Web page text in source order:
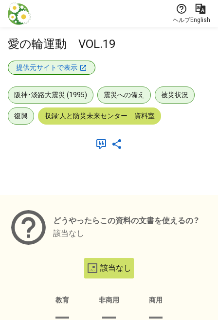
本文に飛ぶ
ヘルプEnglish
愛の輪運動 VOL.19
提供元サイトで表示
阪神・淡路大震災 (1995) 震災への備え 被災状況
復興 収録:人と防災未来センター 資料室
どうやったらこの資料の文書を使えるの？
該当なし
該当なし
教育 非商用 商用